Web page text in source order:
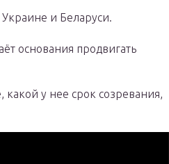
и Беларуси.
основания продвигать
какой у нее срок созревания,